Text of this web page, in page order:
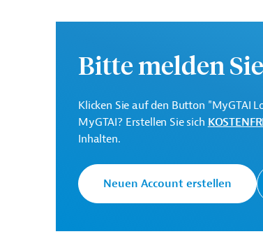
Die ADB ist
Public Enterprises
Malediven Katastrophenschutz
Bitte melden
Klicken Sie auf den Button "MyGTAI
MyGTAI? Erstellen Sie sich
Inhalten.
Neuen Account erstellen